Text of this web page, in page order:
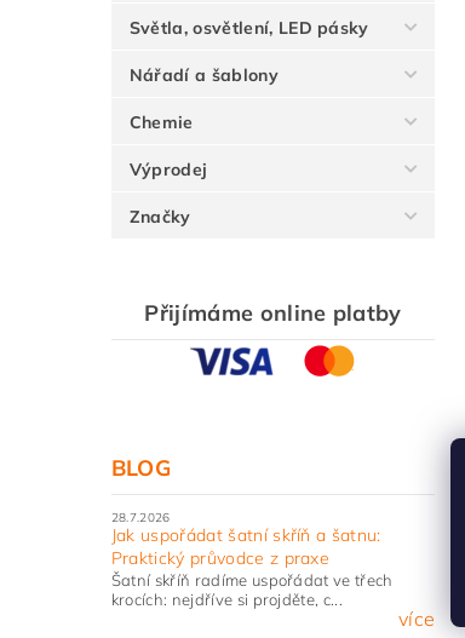
Světla, osvětlení, LED pásky
Nářadí a šablony
Chemie
Výprodej
Značky
Přijímáme online platby
BLOG
28.7.2026
Jak uspořádat šatní skříň a šatnu:
Praktický průvodce z praxe
Šatní skříň radíme uspořádat ve třech
krocích: nejdříve si projděte, c...
více